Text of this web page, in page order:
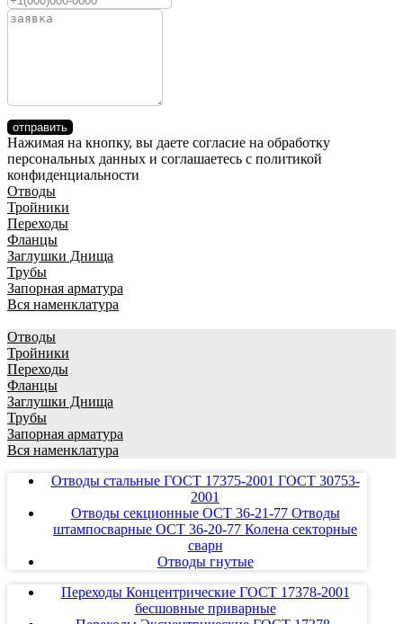
отправить
Нажимая на кнопку, вы даете согласие на обработку
персональных данных и соглашаетесь c политикой
конфиденциальности
Отводы
Тройники
Переходы
Фланцы
Заглушки Днища
Трубы
Запорная арматура
Вся наменклатура
Отводы
Тройники
Переходы
Фланцы
Заглушки Днища
Трубы
Запорная арматура
Вся наменклатура
Отводы стальные ГОСТ 17375-2001 ГОСТ 30753-
2001
Отводы секционные ОСТ 36-21-77 Отводы
штампосварные ОСТ 36-20-77 Колена секторные
сварн
Отводы гнутые
Переходы Концентрические ГОСТ 17378-2001
бесшовные приварные